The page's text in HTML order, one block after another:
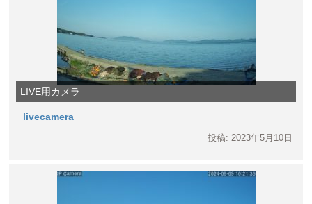
LIVE用カメラ
livecamera
投稿: 2023年5月10日